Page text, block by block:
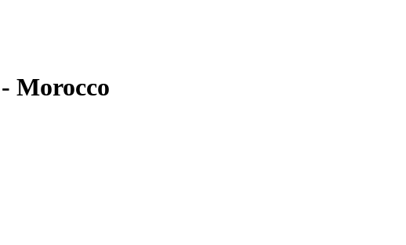
- Morocco